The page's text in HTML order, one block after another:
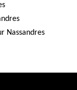
Nassandres